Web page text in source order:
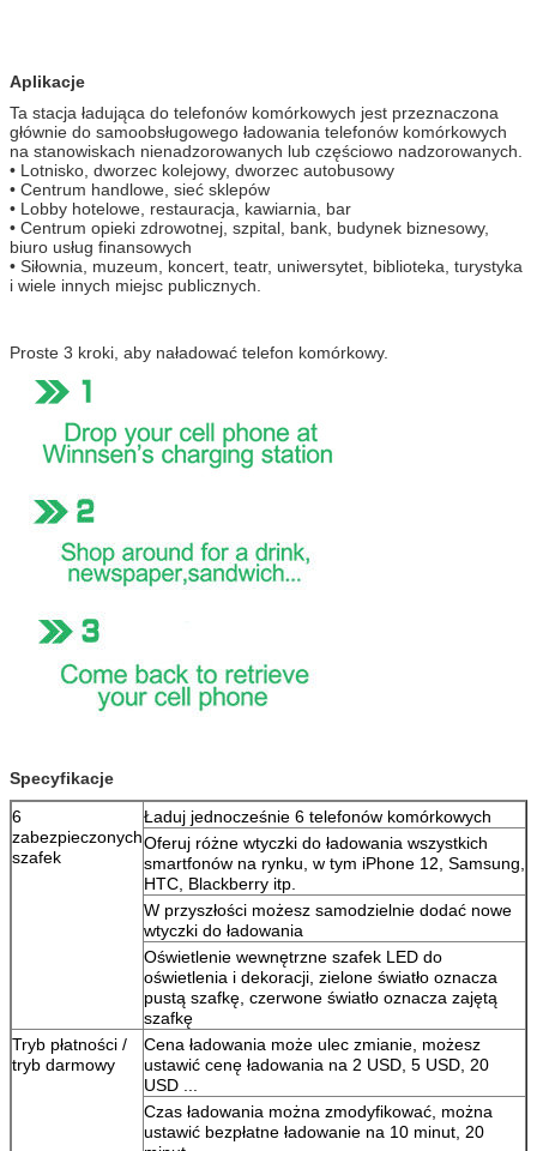
Aplikacje
Ta stacja ładująca do telefonów komórkowych jest przeznaczona
głównie do samoobsługowego ładowania telefonów komórkowych
na stanowiskach nienadzorowanych lub częściowo nadzorowanych.
• Lotnisko, dworzec kolejowy, dworzec autobusowy
• Centrum handlowe, sieć sklepów
• Lobby hotelowe, restauracja, kawiarnia, bar
• Centrum opieki zdrowotnej, szpital, bank, budynek biznesowy,
biuro usług finansowych
• Siłownia, muzeum, koncert, teatr, uniwersytet, biblioteka, turystyka
i wiele innych miejsc publicznych.
Proste 3 kroki, aby naładować telefon komórkowy.
Specyfikacje
6
zabezpieczonych
szafek
Ładuj jednocześnie 6 telefonów komórkowych
Oferuj różne wtyczki do ładowania wszystkich
smartfonów na rynku, w tym iPhone 12, Samsung,
HTC, Blackberry itp.
W przyszłości możesz samodzielnie dodać nowe
wtyczki do ładowania
Oświetlenie wewnętrzne szafek LED do
oświetlenia i dekoracji, zielone światło oznacza
pustą szafkę, czerwone światło oznacza zajętą ​​
szafkę
Tryb płatności /
tryb darmowy
Cena ładowania może ulec zmianie, możesz
ustawić cenę ładowania na 2 USD, 5 USD, 20
USD ...
Czas ładowania można zmodyfikować, można
ustawić bezpłatne ładowanie na 10 minut, 20